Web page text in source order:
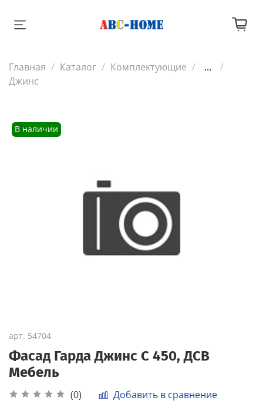
Главная Каталог Комплектующие
...
Джинс
В наличии
арт. 54704
Фасад Гарда Джинс С 450, ДСВ
Мебель
(0) Добавить в сравнение